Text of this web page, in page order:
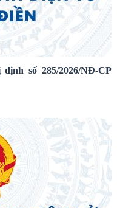
số 285/2026/NĐ-CP